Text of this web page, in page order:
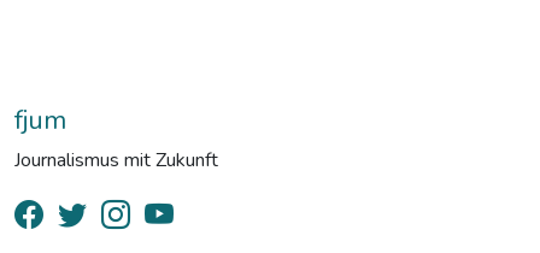
fjum
Journalismus mit Zukunft